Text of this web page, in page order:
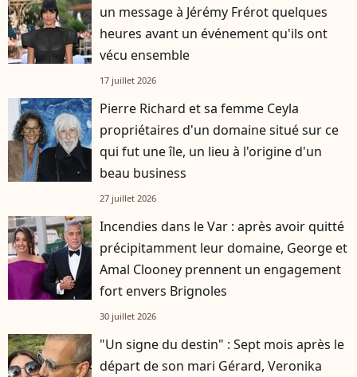
un message à Jérémy Frérot quelques
heures avant un événement qu'ils ont
vécu ensemble
17 juillet 2026
Pierre Richard et sa femme Ceyla
propriétaires d'un domaine situé sur ce
qui fut une île, un lieu à l'origine d'un
beau business
27 juillet 2026
Incendies dans le Var : après avoir quitté
précipitamment leur domaine, George et
Amal Clooney prennent un engagement
fort envers Brignoles
30 juillet 2026
"Un signe du destin" : Sept mois après le
départ de son mari Gérard, Veronika